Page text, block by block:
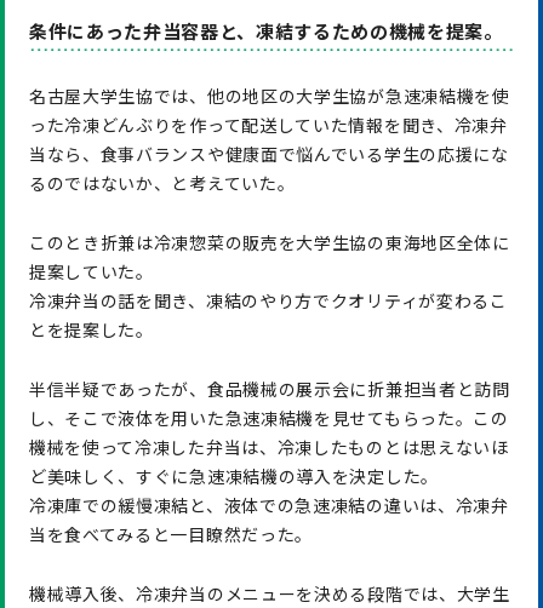
条件にあった弁当容器と、凍結するための機械を提案。
名古屋大学生協では、他の地区の大学生協が急速凍結機を使
った冷凍どんぶりを作って配送していた情報を聞き、冷凍弁
当なら、食事バランスや健康面で悩んでいる学生の応援にな
るのではないか、と考えていた。
このとき折兼は冷凍惣菜の販売を大学生協の東海地区全体に
提案していた。
冷凍弁当の話を聞き、凍結のやり方でクオリティが変わるこ
とを提案した。
半信半疑であったが、食品機械の展示会に折兼担当者と訪問
し、そこで液体を用いた急速凍結機を見せてもらった。この
機械を使って冷凍した弁当は、冷凍したものとは思えないほ
ど美味しく、すぐに急速凍結機の導入を決定した。
冷凍庫での緩慢凍結と、液体での急速凍結の違いは、冷凍弁
当を食べてみると一目瞭然だった。
機械導入後、冷凍弁当のメニューを決める段階では、大学生